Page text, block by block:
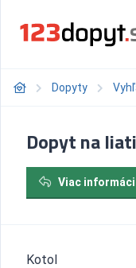
Dopyty
Dopyt na
Viac
Kotol